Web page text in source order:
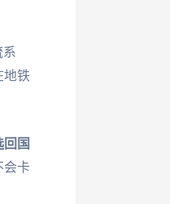
系
地铁
回国
会卡